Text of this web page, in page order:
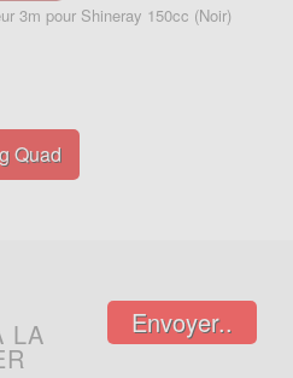
3m pour Shineray 150cc (Noir)
Quad
LA Envoyer..